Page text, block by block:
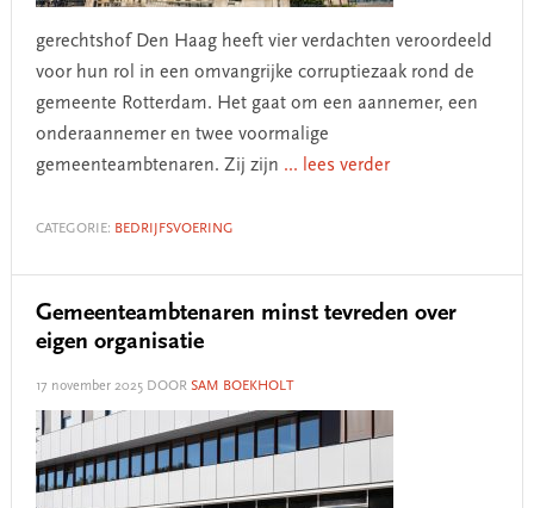
gerechtshof Den Haag heeft vier verdachten veroordeeld
voor hun rol in een omvangrijke corruptiezaak rond de
gemeente Rotterdam. Het gaat om een aannemer, een
onderaannemer en twee voormalige
gemeenteambtenaren. Zij zijn ... lees verder
CATEGORIE: BEDRIJFSVOERING
Gemeenteambtenaren minst tevreden over
eigen organisatie
17 november 2025DOOR SAM BOEKHOLT